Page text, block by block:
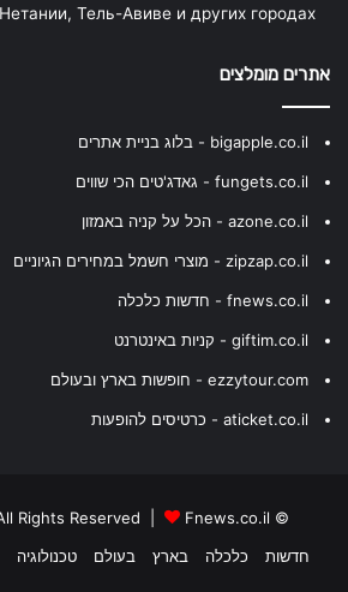
Тель-Авиве и других городах
אתרים מומלצים
bigapple.co.il - בלוג בניית אתרים
fungets.co.il - גאדג'טים הכי שווים
azone.co.il - הכל על קניה באמזון
zipzap.co.il - מוצרי חשמל במחירים הגיוניים
fnews.co.il - חדשות כלכלה
giftim.co.il - קניות באינטרנט
ezzytour.com - חופשות בארץ ובעולם
aticket.co.il - כרטיסים להופעות
© Copyright 2026, All Rights Reserved |
Fnews.co.il
חדשות
כלכלה בארץ בעולם טכנולוגיה